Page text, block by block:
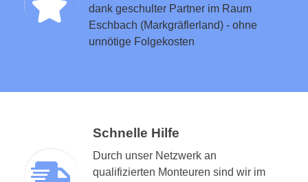
dank geschulter Partner im Raum
Eschbach (Markgräflerland) - ohne
unnötige Folgekosten
Schnelle Hilfe
Durch unser Netzwerk an
qualifizierten Monteuren sind wir im